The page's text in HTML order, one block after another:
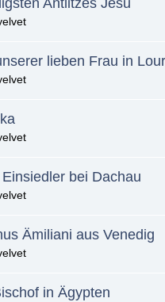
Antlitzes Jesu
lieben Frau in
bei Dachau
Ämiliani aus Venedig
in Ägypten